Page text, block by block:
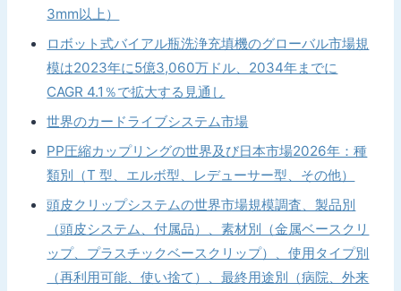
3mm以上）
ロボット式バイアル瓶洗浄充填機のグローバル市場規
模は2023年に5億3,060万ドル、2034年までに
CAGR 4.1％で拡大する見通し
世界のカードライブシステム市場
PP圧縮カップリングの世界及び日本市場2026年：種
類別（T 型、エルボ型、レデューサー型、その他）
頭皮クリップシステムの世界市場規模調査、製品別
（頭皮システム、付属品）、素材別（金属ベースクリ
ップ、プラスチックベースクリップ）、使用タイプ別
（再利用可能、使い捨て）、最終用途別（病院、外来